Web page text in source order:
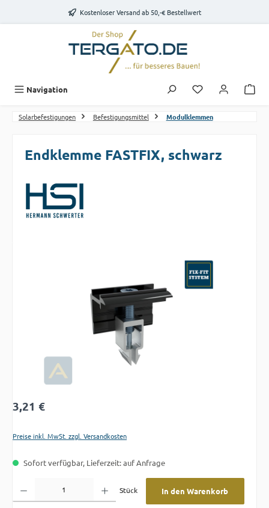
Zum Hauptinhalt springenKostenloser Versand ab 50,-€ Bestellwert
Navigation Du hast 0
Solarbefestigungen Befestigungsmittel Modulklemmen
Endklemme FASTFIX, schwarz
Regulärer Preis:
3,21 €
Preise inkl. MwSt. zzgl. Versandkosten
Sofort verfügbar, Lieferzeit: auf Anfrage
Stück
In den Warenkorb